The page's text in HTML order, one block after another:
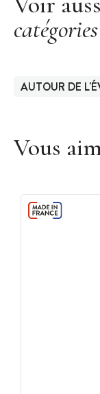
catégories
AUTOUR DE
Vous